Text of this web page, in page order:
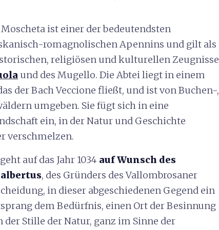
ist einer der bedeutendsten
romagnolischen Apennins und gilt als
religiösen und kulturellen Zeugnisse
und des Mugello. Die Abtei liegt in einem
der Bach Veccione fließt, und ist von Buchen-,
umgeben. Sie fügt sich in eine
ein, in der Natur und Geschichte
verschmelzen.
auf das Jahr 1034 auf Wunsch des
, des Gründers des Vallombrosaner
in dieser abgeschiedenen Gegend ein
dem Bedürfnis, einen Ort der Besinnung
Stille der Natur, ganz im Sinne der